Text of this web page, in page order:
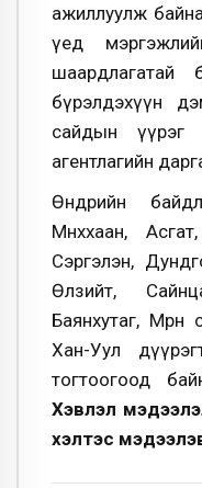
ажиллуулж
үед
шаардлагатай
бүрэлдэхүүн
сайдын үүрэг
агентлагийн
Өнөөдрийн
Мөнххаан,
Сэргэлэн,
Өлзийт,
Баянхутаг,
Хан-Уул
тогтоогоод
Хэвлэл
хэлтэс